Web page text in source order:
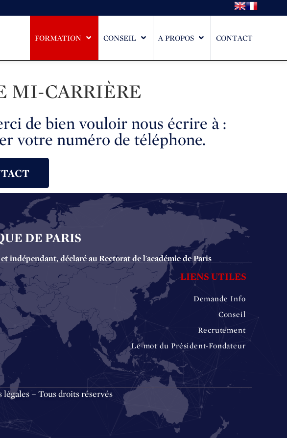
FORMATION CONSEIL A PROPOS CONTACT
MI-CARRIÈRE
de bien vouloir nous écrire à :
votre numéro de téléphone.
DE PARIS
indépendant, déclaré au Rectorat de l'académie de Paris
LIENS UTILES
Demande Info
Conseil
Recrutement
Le mot du Président-Fondateur
légales – Tous droits réservés